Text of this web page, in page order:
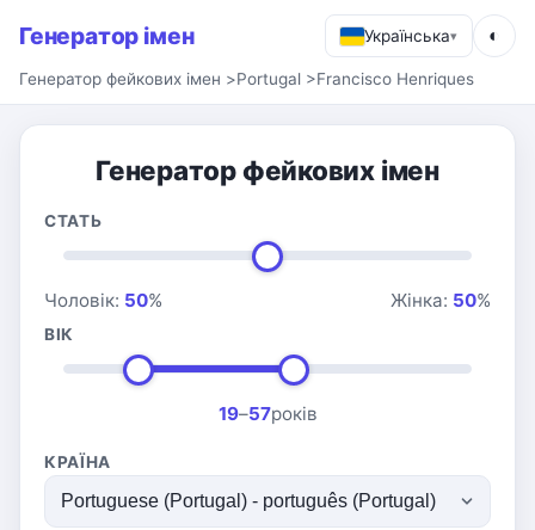
Генератор імен Українська▾ ◐
Генератор фейкових імен >Portugal >Francisco Henriques
Генератор фейкових імен
СТАТЬ
Чоловік: 50% Жінка: 50%
ВІК
19–57років
КРАЇНА